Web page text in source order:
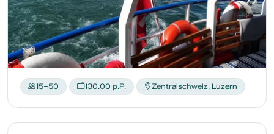
15–50 130.00 p.P. Zentralschweiz, Luzern